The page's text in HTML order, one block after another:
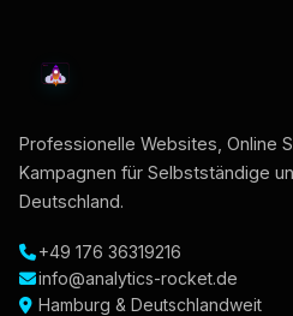
Professionelle Websites, Online
Kampagnen für Selbstständige
Deutschland.
+49 176 36319216
info@analytics-rocket.de
Hamburg & Deutschlandweit